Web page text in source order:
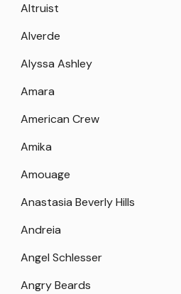
Altruist
Alverde
Alyssa Ashley
Amara
American Crew
Amika
Amouage
Anastasia Beverly Hills
Andreia
Angel Schlesser
Angry Beards